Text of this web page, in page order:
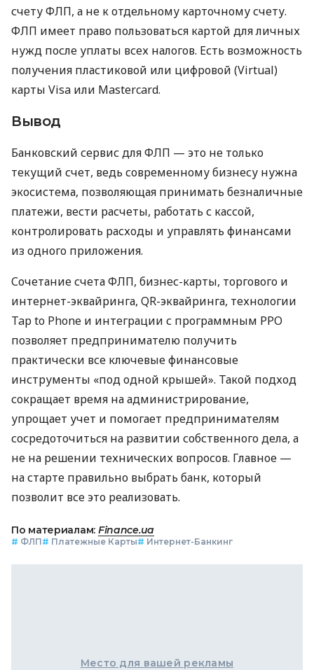
счету ФЛП, а не к отдельному карточному счету.
ФЛП имеет право пользоваться картой для личных
нужд после уплаты всех налогов. Есть возможность
получения пластиковой или цифровой (Virtual)
карты Visa или Mastercard.
Вывод
Банковский сервис для ФЛП — это не только
текущий счет, ведь современному бизнесу нужна
экосистема, позволяющая принимать безналичные
платежи, вести расчеты, работать с кассой,
контролировать расходы и управлять финансами
из одного приложения.
Сочетание счета ФЛП, бизнес-карты, торгового и
интернет-эквайринга, QR-эквайринга, технологии
Tap to Phone и интеграции с программным РРО
позволяет предпринимателю получить
практически все ключевые финансовые
инструменты «под одной крышей». Такой подход
сокращает время на администрирование,
упрощает учет и помогает предпринимателям
сосредоточиться на развитии собственного дела, а
не на решении технических вопросов. Главное —
на старте правильно выбрать банк, который
позволит все это реализовать.
По материалам: Finance.ua
# ФЛП# Платежные Карты# Интернет-Банкинг
Место для вашей рекламы